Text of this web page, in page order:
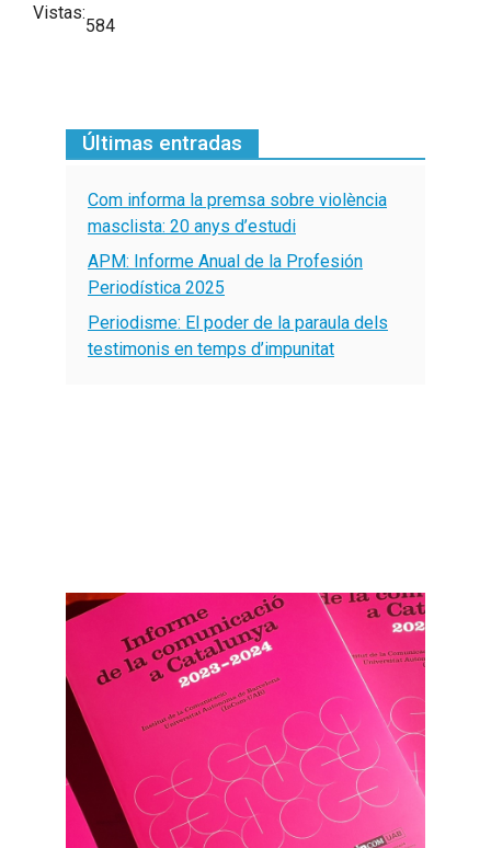
Vistas:
584
Últimas entradas
Com informa la premsa sobre violència
masclista: 20 anys d’estudi
APM: Informe Anual de la Profesión
Periodística 2025
Periodisme: El poder de la paraula dels
testimonis en temps d’impunitat